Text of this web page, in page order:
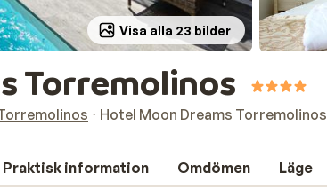
Visa alla 23 bilder
Torremolinos
Hotel Moon Dreams Torremolinos
Praktisk information Omdömen Läge